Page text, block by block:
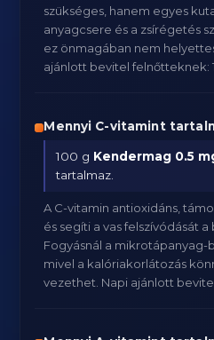
szükséges, hanem egyes
anyagcsere és a zsírégetés
ez önmagában nem
ajánlott bevitel felnőtteknek:
Mennyi C-vitamint
100 g Kendermag 0.5
tartalmaz.
A C-vitamin antioxidáns,
és segíti a vas felszívódását
Fogyásnál a mikrotápanyag-
mivel a kalóriakorlátozás
vezethet. Napi ajánlott